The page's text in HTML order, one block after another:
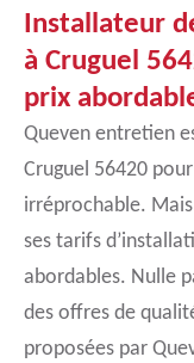
Installateur
à Cruguel
prix
Queven entretien
Cruguel 56420
irréprochable.
ses tarifs
abordables. Nulle
des offres de
proposées par